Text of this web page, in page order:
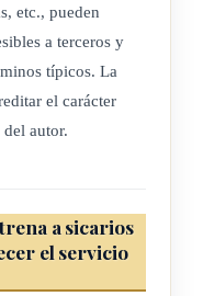
etc., pueden
a terceros y
típicos. La
el carácter
autor.
a sicarios
el servicio